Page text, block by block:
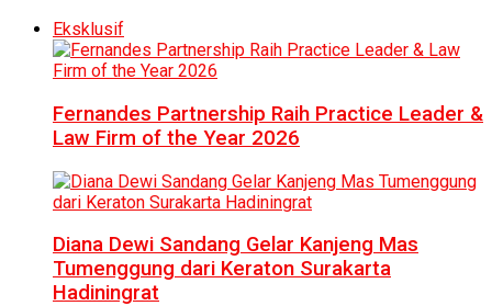
Eksklusif
Fernandes Partnership Raih Practice Leader &
Law Firm of the Year 2026
Diana Dewi Sandang Gelar Kanjeng Mas
Tumenggung dari Keraton Surakarta
Hadiningrat